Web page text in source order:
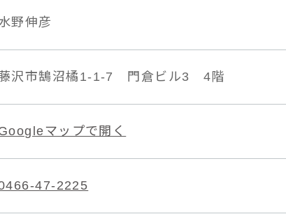
野伸彦
沢市鵠沼橘1-1-7 門倉ビル3 4階
マップで開く
47-2225